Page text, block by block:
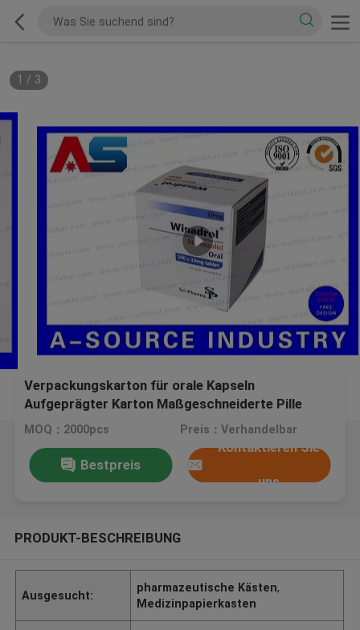
1 / 3
Verpackungskarton für orale Kapseln
Aufgeprägter Karton Maßgeschneiderte Pille
Medizin Papierkarton für 50 Tabflaschen SGS-
MOQ：2000pcs Preis：Verhandelbar
Bestpreis
Kontaktieren Sie
uns
PRODUKT-BESCHREIBUNG
Ausgesucht:
pharmazeutische Kästen,
Medizinpapierkasten